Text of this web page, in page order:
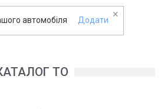
автомобіля Додати
×
ТО